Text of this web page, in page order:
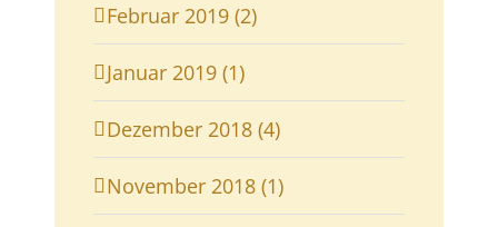
Februar 2019 (2)
Januar 2019 (1)
Dezember 2018 (4)
November 2018 (1)